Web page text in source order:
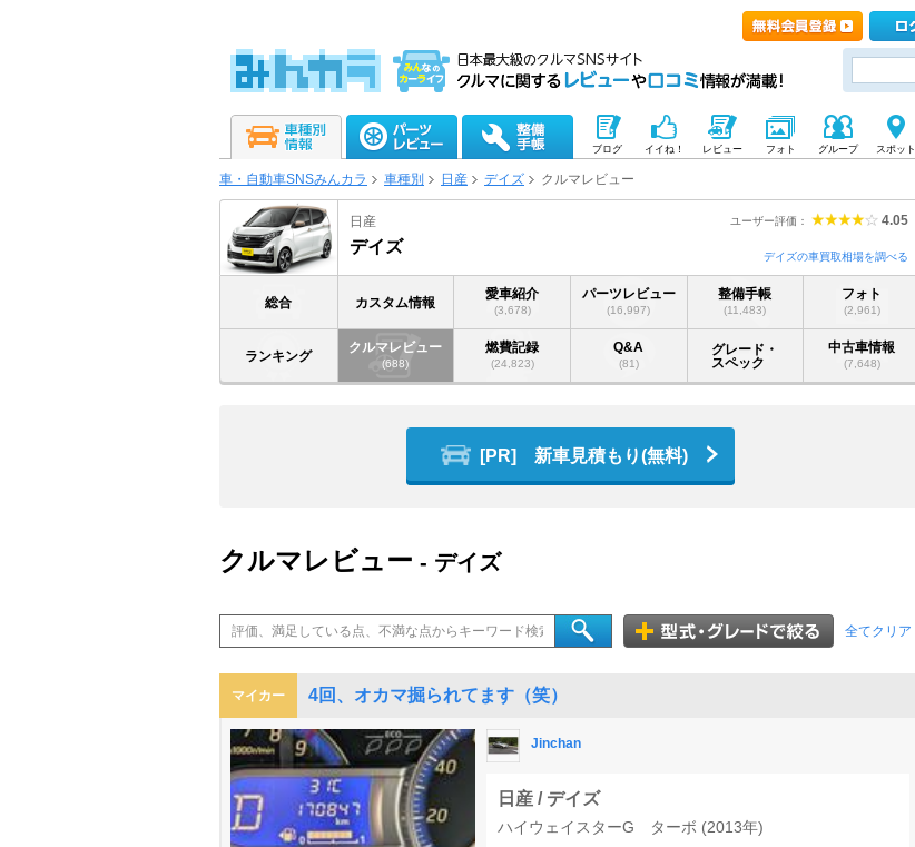
ブログ イイね！ レビュー フォト グループ スポット
車・自動車SNSみんカラ 車種別 日産 デイズ クルマレビュー
ユーザー評価： 4.05
日産
デイズ
デイズの車買取相場を調べる
総合 カスタム情報
愛車紹介
(3,678)
パーツレビュー
(16,997)
整備手帳
(11,483)
フォト
(2,961)
ランキング
クルマレビュー
(688)
燃費記録
(24,823)
Q&A
(81)
グレード・
スペック
中古車情報
(7,648)
[PR] 新車見積もり(無料)
クルマレビュー - デイズ
全てクリア
マイカー 4回、オカマ掘られてます（笑）
Jinchan
日産 / デイズ
ハイウェイスターG ターボ (2013年)